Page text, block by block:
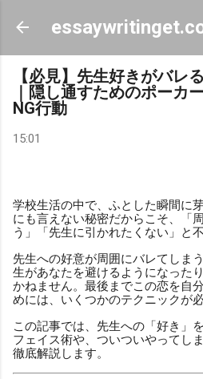
スキップしてメイン コ
【必見】先生好きがバレ
｜隠し通すためのポーカ
NG行動
15:01
学校生活の中で、ふとした瞬間に
にも言えない秘密だからこそ、「
う」「先生に引かれたくない」と
先生への好意が周囲にバレてしま
生があなたを避けるようになった
かねません。最後までこの恋を自
めには、いくつかのテクニックが必
この記事では、先生への「好き」
フェイス術や、ついついやってし
徹底解説します。